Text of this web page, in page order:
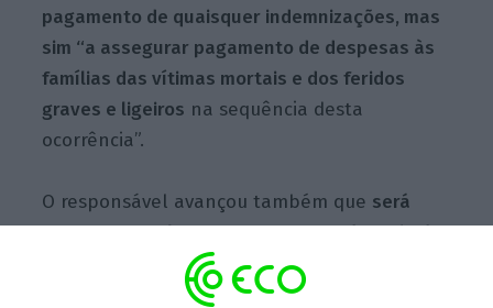
pagamento de quaisquer indemnizações, mas
sim “a assegurar pagamento de despesas às
famílias das vítimas mortais e dos feridos
graves e ligeiros na sequência desta
ocorrência”.
O responsável avançou também que será
proposta uma homenagem ao guarda-freio do
“com a atribuição do nome de uma
rua e a criação de um memorial coletivo”.